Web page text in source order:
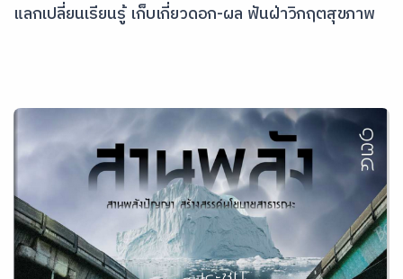
แลกเปลี่ยนเรียนรู้ เก็บเกี่ยวดอก-ผล ฟันฝ่าวิกฤตสุขภาพ